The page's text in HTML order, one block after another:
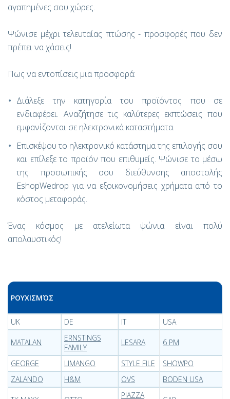
αγαπημένες σου χώρες.
Ψώνισε μέχρι τελευταίας πτώσης - προσφορές που δεν
πρέπει να χάσεις!
Πως να εντοπίσεις μια προσφορά:
Διάλεξε την κατηγορία του προϊόντος που σε
ενδιαφέρει. Αναζήτησε τις καλύτερες εκπτώσεις που
εμφανίζονται σε ηλεκτρονικά καταστήματα.
Επισκέψου το ηλεκτρονικό κατάστημα της επιλογής σου
και επίλεξε το προϊόν που επιθυμείς. Ψώνισε το μέσω
της προσωπικής σου διεύθυνσης αποστολής
EshopWedrop για να εξοικονομήσεις χρήματα από το
κόστος μεταφοράς.
Ένας κόσμος με ατελείωτα ψώνια είναι πολύ
απολαυστικός!
ΡΟΥΧΙΣΜΌΣ
UK DE IT USA
MATALAN
ERNSTINGS
FAMILY
LESARA 6 PM
GEORGE LIMANGO STYLE FILE
SHOWPO
ZALANDO
H&M OVS BODEN USA
PIAZZA